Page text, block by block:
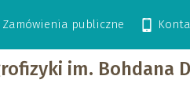
Zamówienia publiczne
im. Bohdana